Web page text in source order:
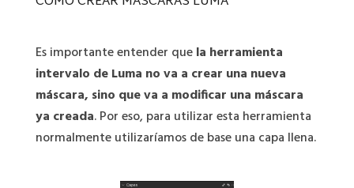
Es importante entender quela herramienta
intervalo de Luma no va a crear una nueva
máscara, sino que va a modificar una máscara
ya creada. Por eso, para utilizar esta herramienta
normalmente utilizaríamos de base una capa llena.